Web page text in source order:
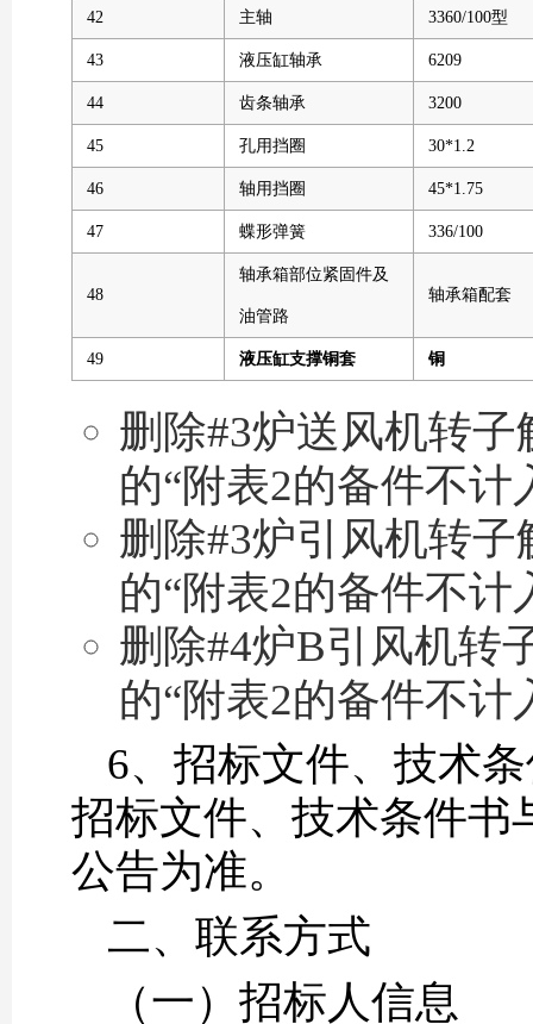
42 主轴 3360/100型
43 液压缸轴承 6209
44 齿条轴承 3200
45 孔用挡圈 30*1.2
46 轴用挡圈 45*1.75
47 蝶形弹簧 336/100
48
轴承箱部位紧固件及
油管路
轴承箱配套
49 液压缸支撑铜套 铜
删除#3炉送风机转
的“附表2的备件不计
删除#3炉引风机转
的“附表2的备件不计
删除#4炉B引风机转
的“附表2的备件不计
6、招标文件、技术
招标文件、技术条件书
公告为准。
二、联系方式
（一）招标人信息